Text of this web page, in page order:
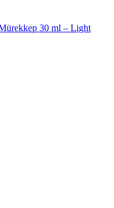
30 ml – Light